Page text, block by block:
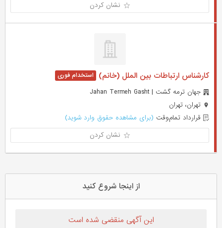
نشان کردن
کارشناس ارتباطات بین الملل (خانم)
جهان ترمه گشت | Jahan Termeh Gasht
تهران، تهران
قرارداد تمام‌وقت (برای مشاهده حقوق وارد شوید)
نشان کردن
از اینجا شروع کنید
این آگهی منقضی شده است